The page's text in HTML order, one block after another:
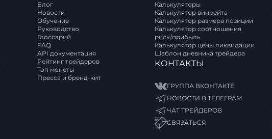
Блог
Новости
Обучение
Руководство
Глоссарий
FAQ
API документация
Рейтинг трейдеров
Топ монеты
Пресса и бренд-кит
Калькуляторы
Калькулятор винрейта
Калькулятор размера позиции
Калькулятор соотношения
риск/прибыль
Калькулятор цены ликвидации
Шаблон дневника трейдера
КОНТАКТЫ
ГРУППА ВКОНТАКТЕ
НОВОСТИ В ТЕЛЕГРАМ
ЧАТ ТРЕЙДЕРОВ
СВЯЗАТЬСЯ